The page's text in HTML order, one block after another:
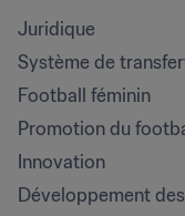
Juridique
Système de
Football féminin
Promotion du
Innovation
Développement